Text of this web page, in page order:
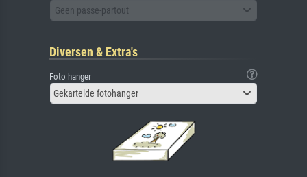
Geen passe-partout
Diversen & Extra's
Foto hanger
Gekartelde fotohanger